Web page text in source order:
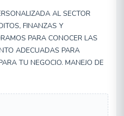
AL SECTOR
FINANZAS Y
PARA CONOCER LAS
ADECUADAS PARA
TU NEGOCIO. MANEJO DE